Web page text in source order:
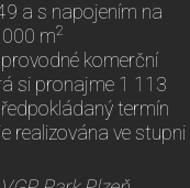
a s napojením na
m2
komerční
si pronajme 1 113
termín
realizována ve stupni